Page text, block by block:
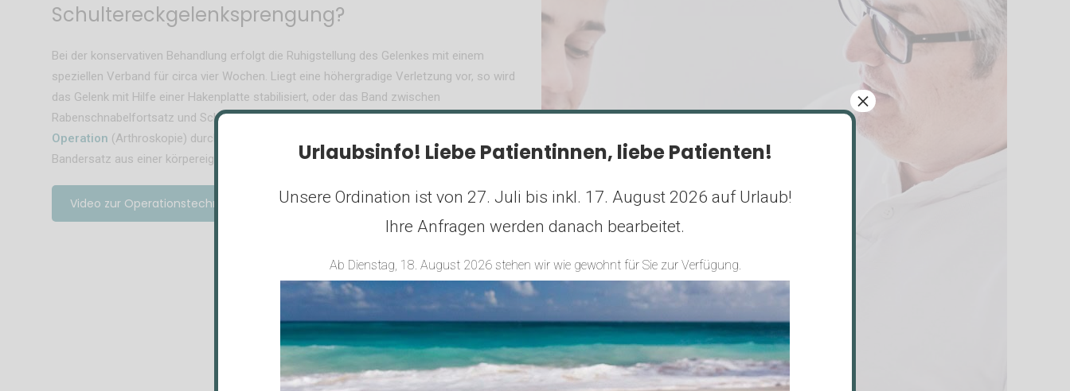
Schultereckgelenksprengung?
Bei der konservativen Behandlung erfolgt die Ruhigstellung des Gelenkes mit einem
speziellen Verband für circa vier Wochen. Liegt eine höhergradige Verletzung vor, so wird
das Gelenk mit Hilfe einer Hakenplatte stabilisiert, oder das Band zwischen
Rabenschnabelfortsatz und Schlüsselbein rekonstruiert. Dies kann auch im Rahmen einer
Operation (Arthroskopie) durchgeführt werden. Bei älteren Verletzungen erfolgt ein
Bandersatz aus einer körpereigenen Sehne.
Video zur Operationstechnik
Urlaubsinfo! Liebe Patientinnen, liebe Patienten!
Unsere Ordination ist von 27. Juli bis inkl. 17. August 2026 auf Urlaub!
Ihre Anfragen werden danach bearbeitet.
Ab Dienstag, 18. August 2026 stehen wir wie gewohnt für Sie zur Verfügung.
×